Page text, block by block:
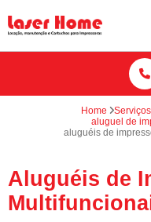
Home Serviços
aluguel de
aluguéis de
Aluguéis de